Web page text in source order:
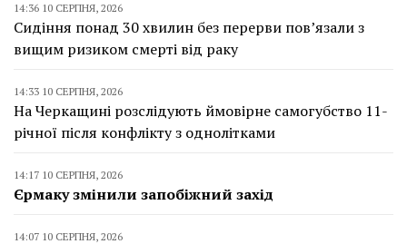
14:36 10 СЕРПНЯ, 2026
Сидіння понад 30 хвилин без перерви пов’язали з
вищим ризиком смерті від раку
14:33 10 СЕРПНЯ, 2026
На Черкащині розслідують ймовірне самогубство 11-
річної після конфлікту з однолітками
14:17 10 СЕРПНЯ, 2026
Єрмаку змінили запобіжний захід
14:07 10 СЕРПНЯ, 2026